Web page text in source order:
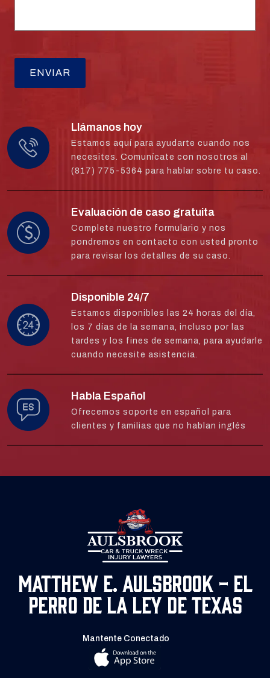
Llámanos hoy
Estamos aquí para ayudarte cuando nos
necesites. Comunícate con nosotros al
(817) 775-5364 para hablar sobre tu caso.
Evaluación de caso gratuita
Complete nuestro formulario y nos
pondremos en contacto con usted pronto
para revisar los detalles de su caso.
Disponible 24/7
Estamos disponibles las 24 horas del día,
los 7 días de la semana, incluso por las
tardes y los fines de semana, para ayudarle
cuando necesite asistencia.
Habla Español
Ofrecemos soporte en español para
clientes y familias que no hablan inglés
Matthew E. Aulsbrook - El
Perro de la Ley de Texas
Mantente Conectado